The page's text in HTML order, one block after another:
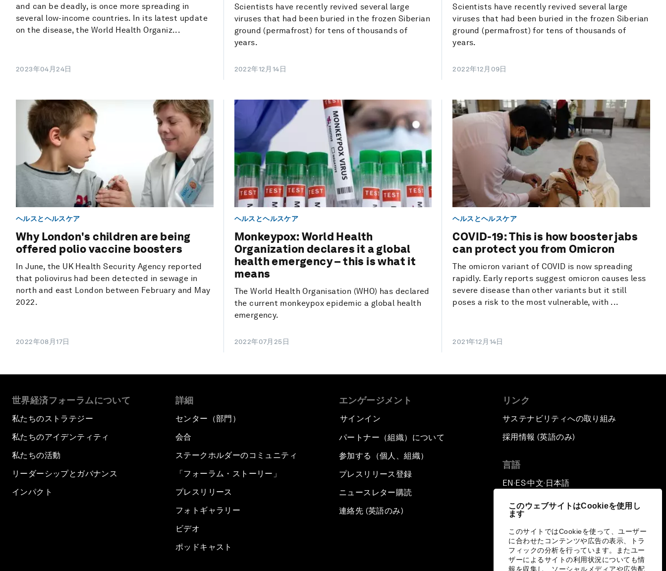
このウェブサイトはCookieを使用し
ます
このサイトではCookieを使って、ユーザー
に合わせたコンテンツや広告の表示、トラ
フィックの分析を行っています。またユー
ザーによるサイトの利用状況についても情
報を収集し、ソーシャルメディアや広告配
and can be deadly, is once more spreading in
several low-income countries. In its latest update
on the disease, the World Health Organiz...
2023年04月24日
Scientists have recently revived several large
viruses that had been buried in the frozen Siberian
ground (permafrost) for tens of thousands of
years.
2022年12月14日
Scientists have recently revived several large
viruses that had been buried in the frozen Siberian
ground (permafrost) for tens of thousands of
years.
2022年12月09日
ヘルスとヘルスケア
Why London's children are being
offered polio vaccine boosters
In June, the UK Health Security Agency reported
that poliovirus had been detected in sewage in
north and east London between February and May
2022.
2022年08月17日
ヘルスとヘルスケア
Monkeypox: World Health
Organization declares it a global
health emergency – this is what it
means
The World Health Organisation (WHO) has declared
the current monkeypox epidemic a global health
emergency.
2022年07月25日
ヘルスとヘルスケア
COVID-19: This is how booster jabs
can protect you from Omicron
The omicron variant of COVID is now spreading
rapidly. Early reports suggest omicron causes less
severe disease than other variants but it still
poses a risk to the most vulnerable, with ...
2021年12月14日
世界経済フォーラムについて
私たちのストラテジー
私たちのアイデンティティ
私たちの活動
リーダーシップとガバナンス
インパクト
詳細
センター（部門）
会合
ステークホルダーのコミュニティ
「フォーラム・ストーリー」
プレスリリース
フォトギャラリー
ビデオ
ポッドキャスト
エンゲージメント
サインイン
パートナー（組織）について
参加する（個人、組織）
プレスリリース登録
ニュースレター購読
連絡先 (英語のみ)
リンク
サステナビリティへの取り組み
採用情報 (英語のみ)
言語
EN ▪ ES▪中文▪ 日本語